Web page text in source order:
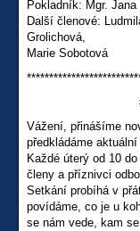
Pokladník: Mgr. Jana
Další členové:
Grolichová,
Marie Sobotová
Vážení, přinášíme
předkládáme
Každé úterý od 10
členy a příznivci
Setkání probíhá v
povídáme, co je u
se nám vede, kam